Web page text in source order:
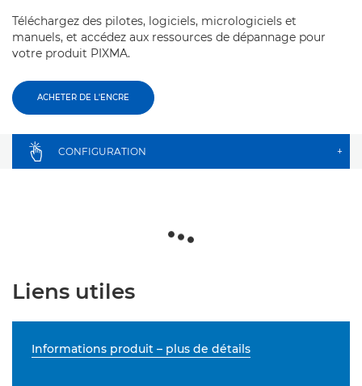
Téléchargez des pilotes, logiciels, micrologiciels et
manuels, et accédez aux ressources de dépannage pour
votre produit PIXMA.
ACHETER DE L'ENCRE
CONFIGURATION +
Liens utiles
Informations produit – plus de détails